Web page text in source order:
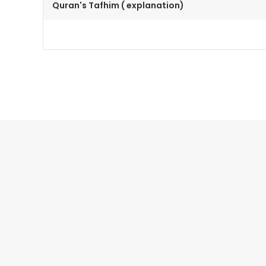
Quran's Tafhim ( explanation)